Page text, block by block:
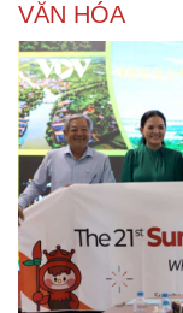
VĂN HÓA